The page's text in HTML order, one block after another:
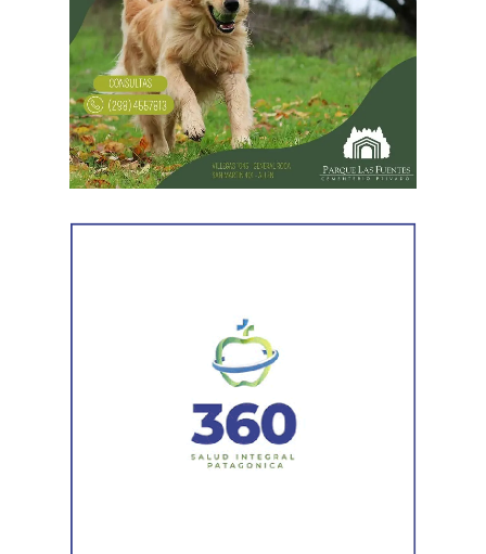
Desde Vialidad Nacional informaron que,durante las
próximas semanas, el operativo de bacheo será
reforzado con dos nuevas cuadrillas de trabajo y dos
camiones bacheadores, lo que permitirá incrementar
el ritmo de ejecución y optimizar las tareas de
mantenimiento en distintos puntos del Alto Valle.
Por otra parte, el organismo avanza con el relevamiento
sectores más deteriorados y mejorar las condiciones de